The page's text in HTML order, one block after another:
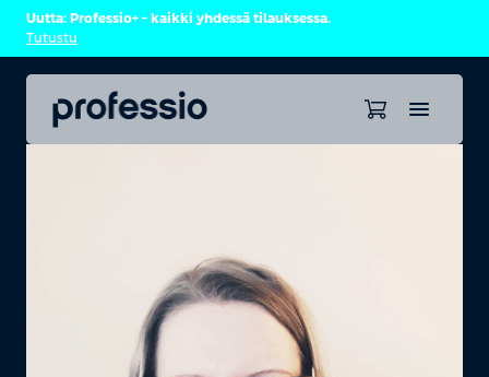
Uutta: Professio+ – kaikki yhdessä tilauksessa.
Tutustu